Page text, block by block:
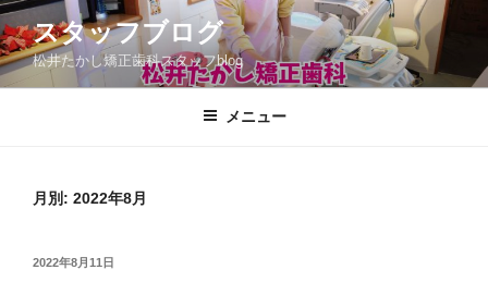
コ
ン
テ
ン
スタッフブログ
松井たかし矯正歯科スタッフblog
メニュー
月別: 2022年8月
投
2022年8月11日